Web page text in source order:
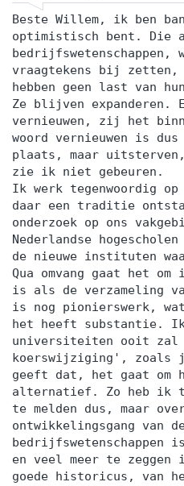
Beste Willem, ik ben
optimistisch bent. Die
bedrijfswetenschappen,
vraagtekens bij
hebben geen last van
Ze blijven expanderen.
vernieuwen, zij het
woord vernieuwen is
plaats, maar
zie ik niet gebeuren.
Ik werk tegenwoordig
daar een traditie
onderzoek op ons
Nederlandse
de nieuwe instituten
Qua omvang gaat het
is als de verzameling
is nog pionierswerk,
het heeft substantie.
universiteiten ooit zal
koerswijziging', zoals
geeft dat, het gaat om
alternatief. Zo heb ik
te melden dus, maar
ontwikkelingsgang van de
en veel meer te zeggen
goede historicus, van